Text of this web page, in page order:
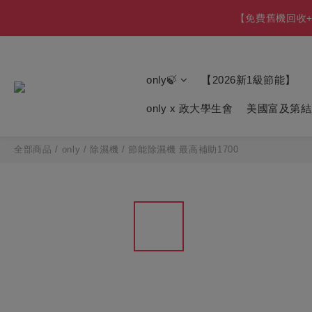
【最後凹商品】
only🍃 【2026新1級節能】
only x 政大學生會 美國富及第
全部商品 / only / 除濕機 / 節能除濕機 最高補助1700